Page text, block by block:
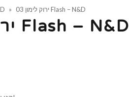
» 03 ירוק לימון Flash – N&D
03 ירוק לימון Flash – N&D